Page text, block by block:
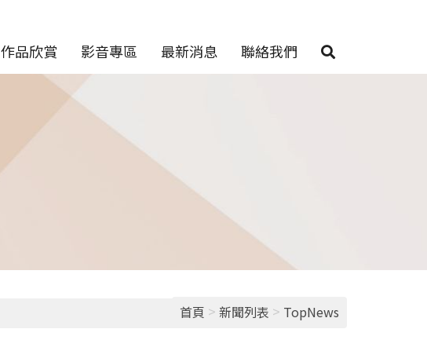
作品欣賞 影音專區 最新消息 聯絡我們
首頁 > 新聞列表 > TopNews